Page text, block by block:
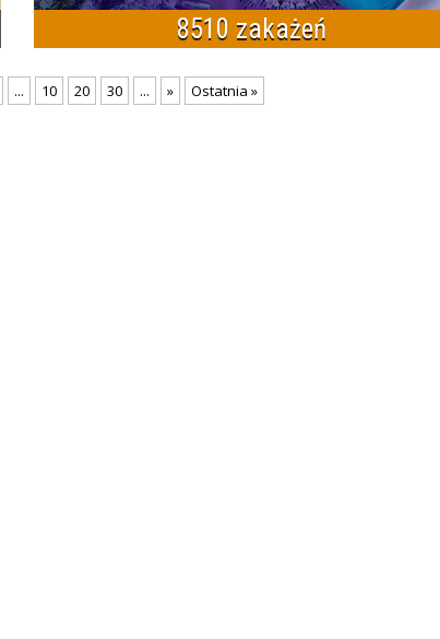
8510 zakażeń
... 10 20 30 ... » Ostatnia »